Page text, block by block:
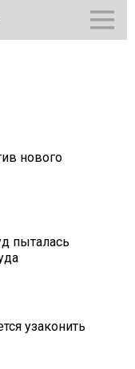
нового
пыталась
узаконить